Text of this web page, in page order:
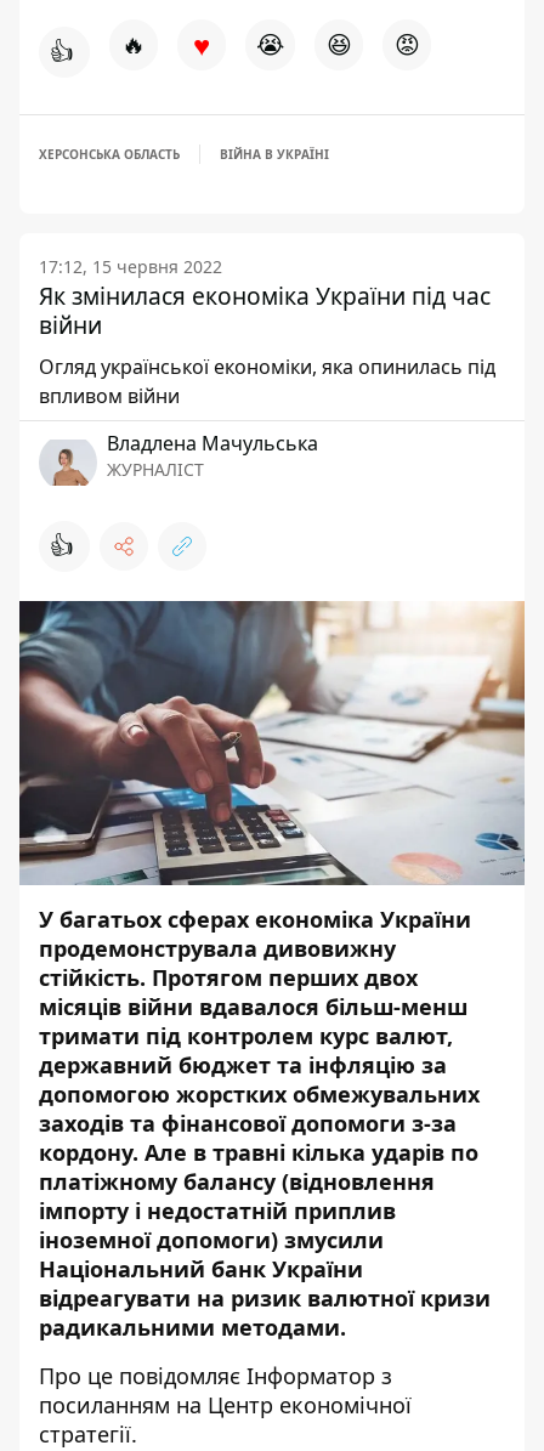
👍 🔥 ♥ 😭 😆 😡
ХЕРСОНСЬКА ОБЛАСТЬ ВІЙНА В УКРАЇНІ
17:12, 15 червня 2022
Як змінилася економіка України під час
війни
Огляд української економіки, яка опинилась під
впливом війни
Владлена Мачульська
ЖУРНАЛІСТ
👍
У багатьох сферах економіка України
продемонструвала дивовижну
стійкість. Протягом перших двох
місяців війни вдавалося більш-менш
тримати під контролем курс валют,
державний бюджет та інфляцію за
допомогою жорстких обмежувальних
заходів та фінансової допомоги з-за
кордону. Але в травні кілька ударів по
платіжному балансу (відновлення
імпорту і недостатній приплив
іноземної допомоги) змусили
Національний банк України
відреагувати на ризик валютної кризи
радикальними методами.
Про це повідомляє Інформатор з
посиланням на Центр економічної
стратегії.